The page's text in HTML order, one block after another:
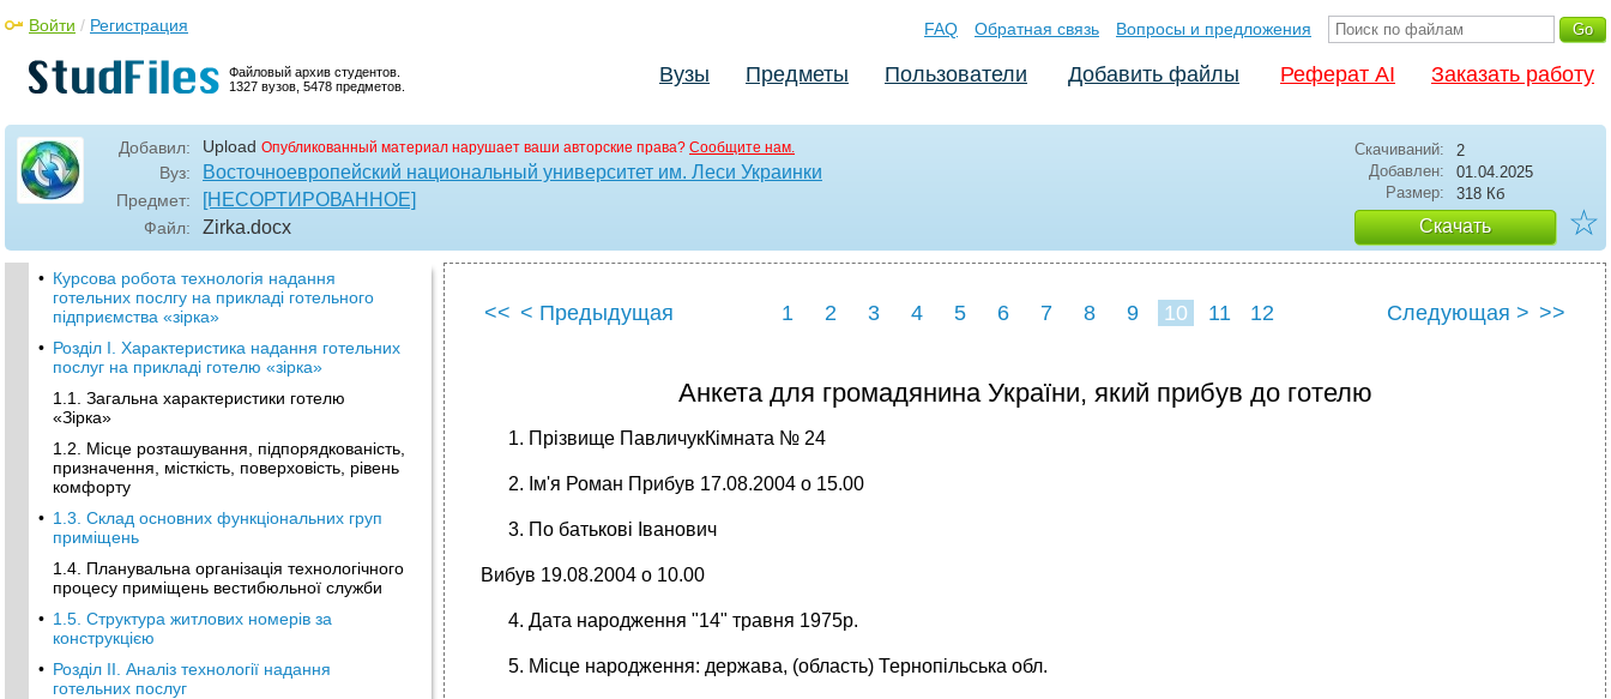
Файловый архив студентов.
1327 вузов, 5478 предметов.
Войти / Регистрация FAQ Обратная связь Вопросы и предложения
Вузы Предметы Пользователи Добавить файлы Реферат AI Заказать работу
Добавил: Upload Опубликованный материал нарушает ваши авторские права? Сообщите нам.
Вуз: Восточноевропейский национальный университет им. Леси Украинки
Предмет: [НЕСОРТИРОВАННОЕ]
Файл: Zirka.docx
Скачиваний:
2
Добавлен:
01.04.2025
Размер:
318 Кб
Скачать ☆
• Курсова робота технологія надання
готельних послгу на прикладі готельного
підприємства «зірка»
• Розділ I. Характеристика надання готельних
послуг на прикладі готелю «зірка»
1.1. Загальна характеристики готелю
«Зірка»
1.2. Місце розташування, підпорядкованість,
призначення, місткість, поверховість, рівень
комфорту
• 1.3. Склад основних функціональних груп
приміщень
1.4. Планувальна організація технологічного
процесу приміщень вестибюльної служби
• 1.5. Структура житлових номерів за
конструкцією
• Розділ II. Аналіз технології надання
готельних послуг
<< < Предыдущая 1 2 3 4 5 6 7 8 9 10 11 12 Следующая > >>
Анкета для громадянина України, який прибув до готелю
Прізвище ПавличукКімната № 24
Ім'я Роман Прибув 17.08.2004 о 15.00
По батькові Іванович
Вибув 19.08.2004 о 10.00
Дата народження "14" травня 1975р.
Місце народження: держава, (область) Тернопільська обл.